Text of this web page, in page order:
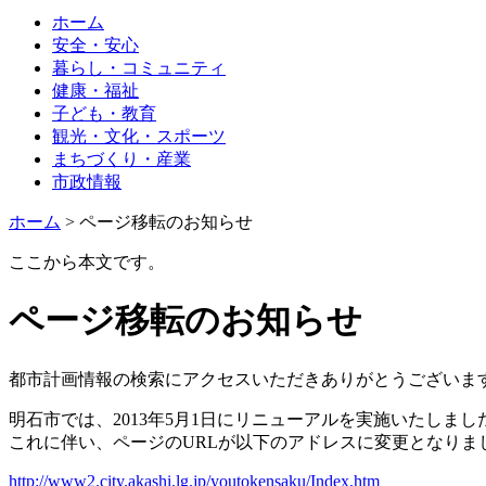
ホーム
安全・安心
暮らし・コミュニティ
健康・福祉
子ども・教育
観光・文化・スポーツ
まちづくり・産業
市政情報
ホーム > ページ移転のお知らせ
ここから本文です。
ページ移転のお知らせ
都市計画情報の検索にアクセスいただきありがとうございま
明石市では、2013年5月1日にリニューアルを実施いたしまし
これに伴い、ページのURLが以下のアドレスに変更となりま
http://www2.city.akashi.lg.jp/youtokensaku/Index.htm